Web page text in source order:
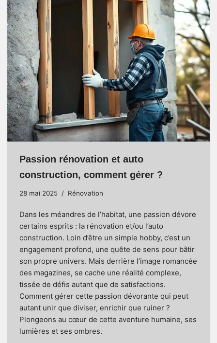
Passion rénovation et auto
construction, comment gérer ?
28 mai 2025 Rénovation
Dans les méandres de l’habitat, une passion dévore
certains esprits : la rénovation et/ou l’auto
construction. Loin d’être un simple hobby, c’est un
engagement profond, une quête de sens pour bâtir
son propre univers. Mais derrière l’image romancée
des magazines, se cache une réalité complexe,
tissée de défis autant que de satisfactions.
Comment gérer cette passion dévorante qui peut
autant unir que diviser, enrichir que ruiner ?
Plongeons au cœur de cette aventure humaine, ses
lumières et ses ombres.